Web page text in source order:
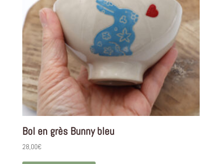
Bol en grès Bunny bleu
28,00€